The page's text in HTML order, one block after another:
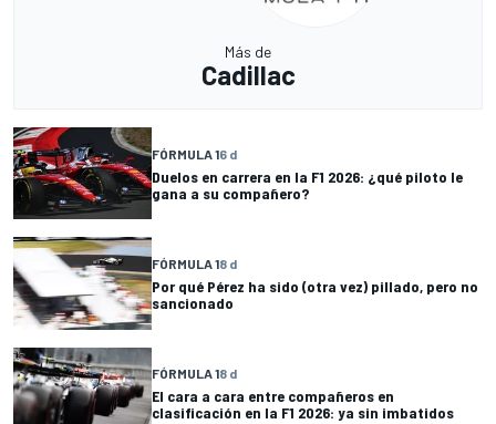
Más de
Cadillac
FÓRMULA 16 d
Duelos en carrera en la F1 2026: ¿qué piloto le
gana a su compañero?
FÓRMULA 18 d
Por qué Pérez ha sido (otra vez) pillado, pero no
sancionado
FÓRMULA 18 d
El cara a cara entre compañeros en
clasificación en la F1 2026: ya sin imbatidos